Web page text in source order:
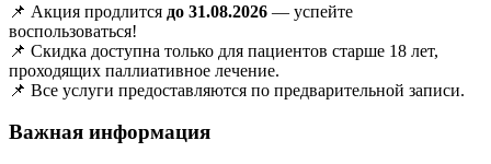
📌 Акция продлится до 31.08.2026 — успейте
воспользоваться!
📌 Скидка доступна только для пациентов старше 18 лет,
проходящих паллиативное лечение.
📌 Все услуги предоставляются по предварительной записи.
Важная информация